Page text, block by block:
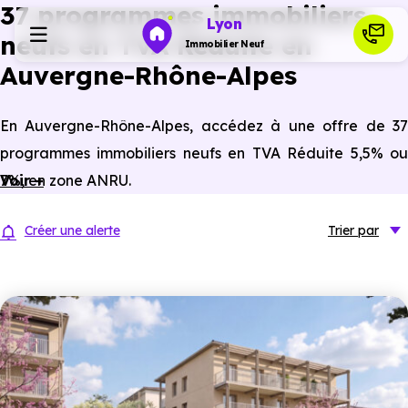
Lyon
Immobilier Neuf
Investir
Ressources
Financer
37 programmes immobiliers
neufs en TVA Réduite en
Auvergne-Rhône-Alpes
En Auvergne-Rhône-Alpes, accédez à une offre de 37
programmes immobiliers neufs en TVA Réduite 5,5% ou
7%, en zone ANRU.
Voir +
Créer une alerte Trier par